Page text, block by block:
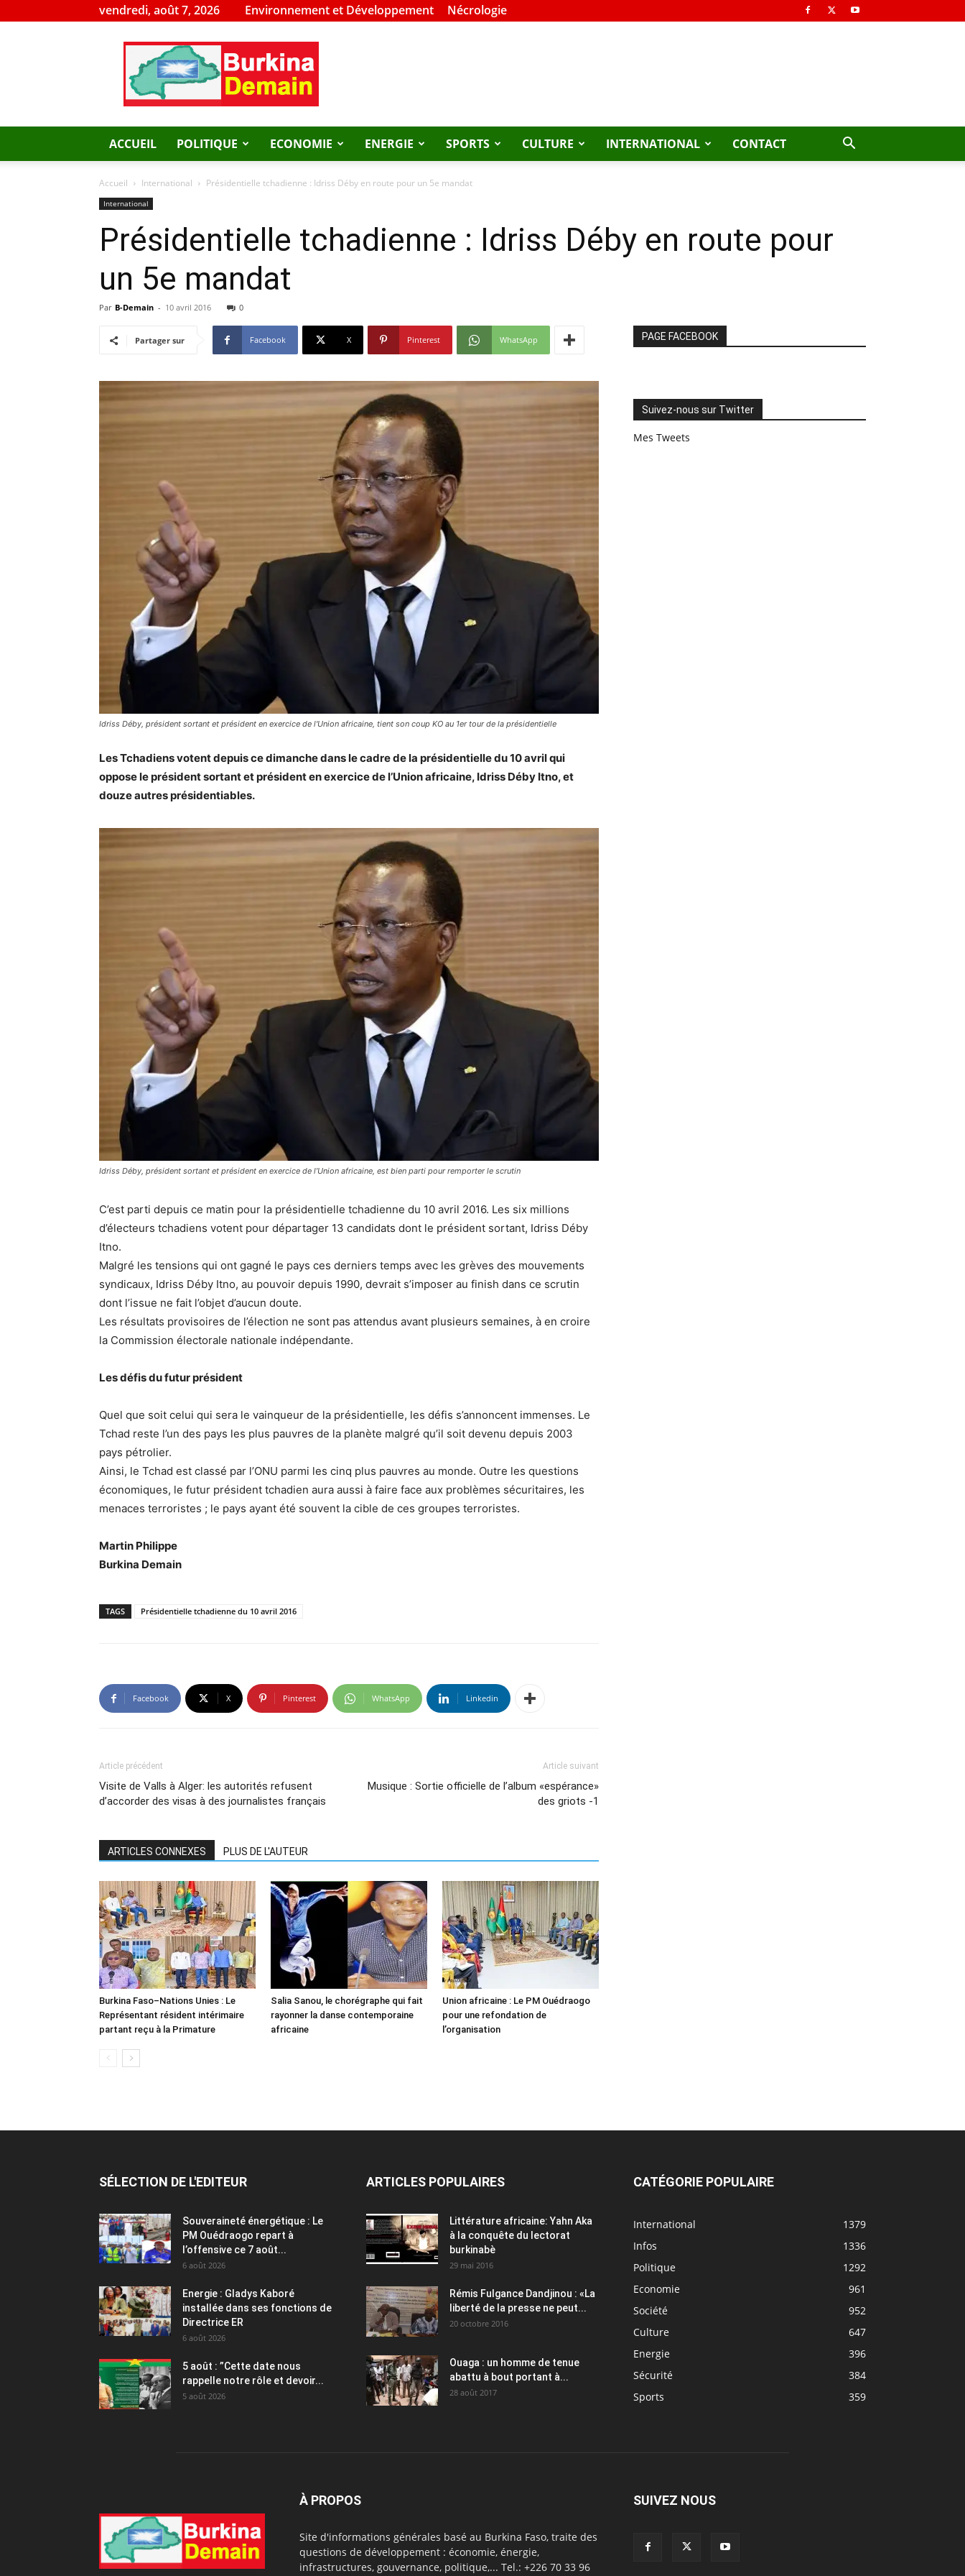
vendredi, août 7, 2026 Environnement et Développement Nécrologie
Burkina
Demain
ACCUEIL POLITIQUE ECONOMIE ENERGIE SPORTS CULTURE INTERNATIONAL CONTACT
Accueil International Présidentielle tchadienne : Idriss Déby en route pour un 5e mandat
International
Présidentielle tchadienne : Idriss Déby en route pour
un 5e mandat
Par B-Demain - 10 avril 2016 0
Partager sur Facebook X Pinterest WhatsApp
Idriss Déby, président sortant et président en exercice de l'Union africaine, tient son coup KO au 1er tour de la présidentielle
Les Tchadiens votent depuis ce dimanche dans le cadre de la présidentielle du 10 avril qui
oppose le président sortant et président en exercice de l’Union africaine, Idriss Déby Itno, et
douze autres présidentiables.
Idriss Déby, président sortant et président en exercice de l’Union africaine, est bien parti pour remporter le scrutin
C’est parti depuis ce matin pour la présidentielle tchadienne du 10 avril 2016. Les six millions
d’électeurs tchadiens votent pour départager 13 candidats dont le président sortant, Idriss Déby
Itno.
Malgré les tensions qui ont gagné le pays ces derniers temps avec les grèves des mouvements
syndicaux, Idriss Déby Itno, au pouvoir depuis 1990, devrait s’imposer au finish dans ce scrutin
dont l’issue ne fait l’objet d’aucun doute.
Les résultats provisoires de l’élection ne sont pas attendus avant plusieurs semaines, à en croire
la Commission électorale nationale indépendante.
Les défis du futur président
Quel que soit celui qui sera le vainqueur de la présidentielle, les défis s’annoncent immenses. Le
Tchad reste l’un des pays les plus pauvres de la planète malgré qu’il soit devenu depuis 2003
pays pétrolier.
Ainsi, le Tchad est classé par l’ONU parmi les cinq plus pauvres au monde. Outre les questions
économiques, le futur président tchadien aura aussi à faire face aux problèmes sécuritaires, les
menaces terroristes ; le pays ayant été souvent la cible de ces groupes terroristes.
Martin Philippe
Burkina Demain
TAGS Présidentielle tchadienne du 10 avril 2016
Facebook X Pinterest WhatsApp Linkedin
Article précédent
Visite de Valls à Alger: les autorités refusent
d’accorder des visas à des journalistes français
Article suivant
Musique : Sortie officielle de l’album «espérance»
des griots -1
ARTICLES CONNEXES PLUS DE L'AUTEUR
Burkina Faso–Nations Unies : Le
Représentant résident intérimaire
partant reçu à la Primature
Salia Sanou, le chorégraphe qui fait
rayonner la danse contemporaine
africaine
Union africaine : Le PM Ouédraogo
pour une refondation de
l’organisation
PAGE FACEBOOK
Suivez-nous sur Twitter
Mes Tweets
SÉLECTION DE L'EDITEUR
Souveraineté énergétique : Le
PM Ouédraogo repart à
l’offensive ce 7 août...
6 août 2026
Energie : Gladys Kaboré
installée dans ses fonctions de
Directrice ER
6 août 2026
5 août : ”Cette date nous
rappelle notre rôle et devoir...
5 août 2026
ARTICLES POPULAIRES
Littérature africaine: Yahn Aka
à la conquête du lectorat
burkinabè
29 mai 2016
Rémis Fulgance Dandjinou : «La
liberté de la presse ne peut...
20 octobre 2016
Ouaga : un homme de tenue
abattu à bout portant à...
28 août 2017
CATÉGORIE POPULAIRE
International
1379
Infos
1336
Politique
1292
Economie
961
Société
952
Culture
647
Energie
396
Sécurité
384
Sports
359
À PROPOS
Site d'informations générales basé au Burkina Faso, traite des
questions de développement : économie, énergie,
infrastructures, gouvernance, politique,... Tel.: +226 70 33 96
SUIVEZ NOUS